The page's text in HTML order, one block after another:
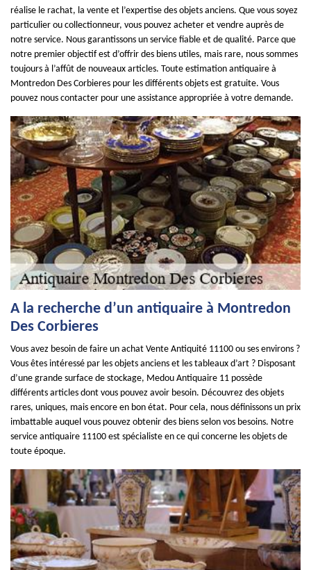
réalise le rachat, la vente et l’expertise des objets anciens. Que vous soyez
particulier ou collectionneur, vous pouvez acheter et vendre auprès de
notre service. Nous garantissons un service fiable et de qualité. Parce que
notre premier objectif est d’offrir des biens utiles, mais rare, nous sommes
toujours à l’affût de nouveaux articles. Toute estimation antiquaire à
Montredon Des Corbieres pour les différents objets est gratuite. Vous
pouvez nous contacter pour une assistance appropriée à votre demande.
A la recherche d’un antiquaire à Montredon
Des Corbieres
Vous avez besoin de faire un achat Vente Antiquité 11100 ou ses environs ?
Vous êtes intéressé par les objets anciens et les tableaux d’art ? Disposant
d’une grande surface de stockage, Medou Antiquaire 11 possède
différents articles dont vous pouvez avoir besoin. Découvrez des objets
rares, uniques, mais encore en bon état. Pour cela, nous définissons un prix
imbattable auquel vous pouvez obtenir des biens selon vos besoins. Notre
service antiquaire 11100 est spécialiste en ce qui concerne les objets de
toute époque.